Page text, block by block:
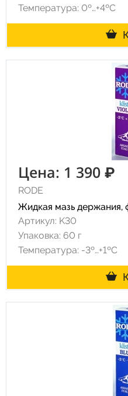
Температура: 0º…+4ºC
Цена: 1 390 ₽
RODE
Жидкая мазь держания,
Артикул: K30
Упаковка: 60 г
Температура: -3º…+1ºC